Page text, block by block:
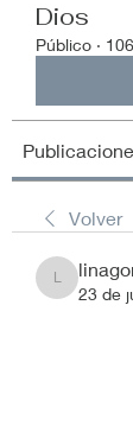
Dios
Público ·
Volver
23 de